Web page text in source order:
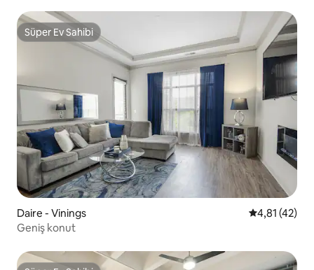
Süper Ev Sahibi
Süper Ev Sahibi
Daire - Vinings 5 üzerinden
4,81 (42)
Geniş konut